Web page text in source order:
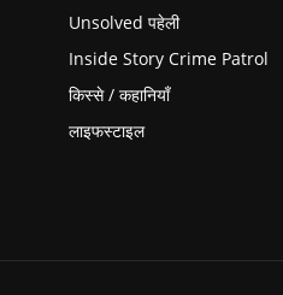
Unsolved पहेली
Inside Story Crime Patrol
किस्से / कहानियाँ
लाइफस्टाइल